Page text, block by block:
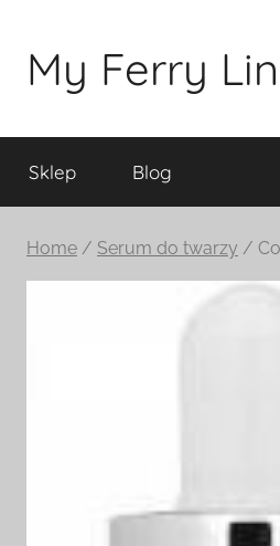
treściMy Ferry
Sklep Blog
Home / Serum do twarzy /